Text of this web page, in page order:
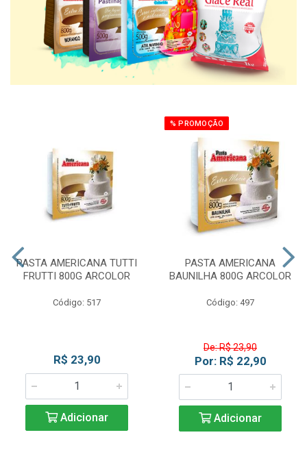
PASTA AMERICANA TUTTI
FRUTTI 800G ARCOLOR
Código: 517
R$ 23,90
Adicionar
% PROMOÇÃO
PASTA AMERICANA
BAUNILHA 800G ARCOLOR
Código: 497
De: R$ 23,90
Por: R$ 22,90
Adicionar